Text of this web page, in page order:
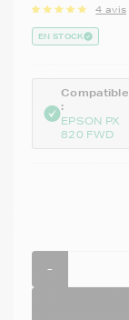
4 avis
EN STOCK
Compatible
:
EPSON PX
820 FWD
-